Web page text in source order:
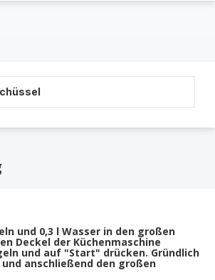
und 0,3 l Wasser in den großen
Deckel der Küchenmaschine
und auf "Start" drücken. Gründlich
anschließend den großen